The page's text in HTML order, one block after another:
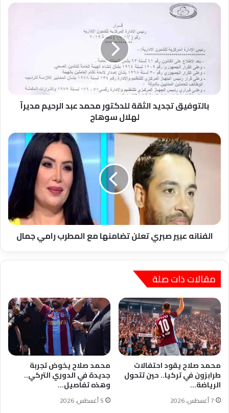
بالتوفيق
محمد
الرحيم
لهلال
سوهاج
بالتوفيق تجديد الثقة للدكتور محمد عبد الرحيم مديرآ
لهلال سوهاج
الفنانه
عبير
جمال
الفنانه عبير صبري تعلن تضامنها مع المطرب رامي جمال
مقالات ذات صلة
محمد صلاح يقود احتفالات
طرابزون في تركيا.. حين تتحول
الرياضة…
7 أغسطس، 2026
محمد صلاح يخوض تجربة
جديدة في الدوري التركي..
وهذه تفاصيل…
5 أغسطس، 2026